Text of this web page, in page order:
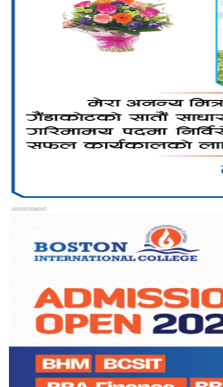
- ADVERTISEMENT -